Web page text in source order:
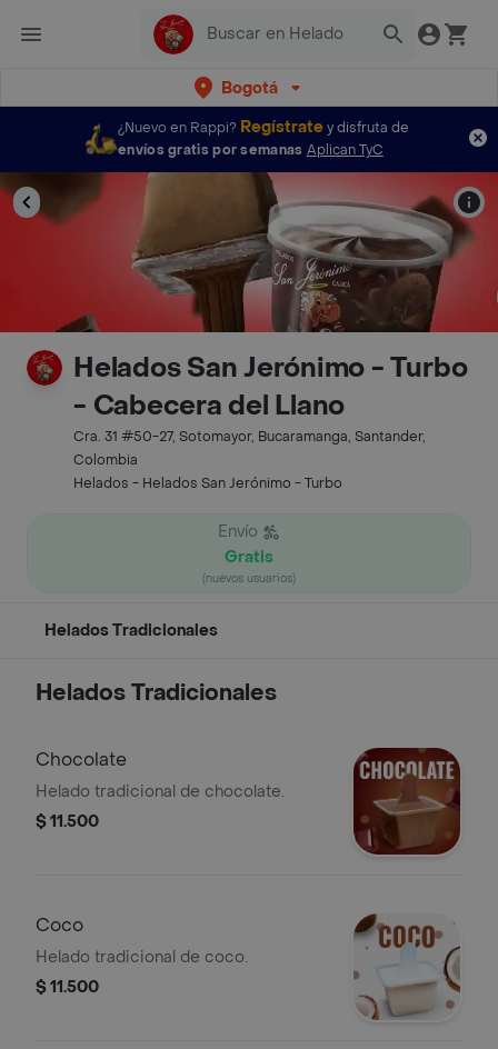
Bogotá
¿Nuevo en Rappi? Regístratey disfruta de
envíos gratis por semanas Aplican TyC
Helados San Jerónimo - Turbo
- Cabecera del Llano
Cra. 31 #50-27, Sotomayor, Bucaramanga, Santander,
Colombia
Helados - Helados San Jerónimo - Turbo
Envío
Gratis
(nuevos usuarios)
Helados Tradicionales
Helados Tradicionales
Chocolate
Helado tradicional de chocolate.
$ 11.500
Coco
Helado tradicional de coco.
$ 11.500